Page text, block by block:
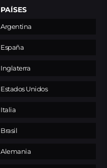
PAÍSES
Argentina
España
Inglaterra
Estados Unidos
Italia
Brasil
Alemania